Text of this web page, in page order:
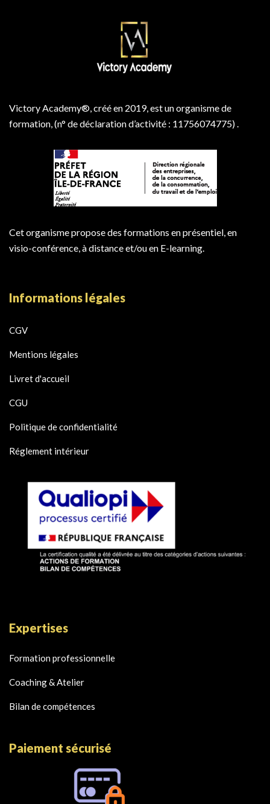
Victory Academy®, créé en 2019, est un organisme de
formation, (n° de déclaration d’activité : 11756074775) .
Cet organisme propose des formations en présentiel, en
visio-conférence, à distance et/ou en E-learning.
Informations légales
CGV
Mentions légales
Livret d'accueil
CGU
Politique de confidentialité
Réglement intérieur
Expertises
Formation professionnelle
Coaching & Atelier
Bilan de compétences
Paiement sécurisé